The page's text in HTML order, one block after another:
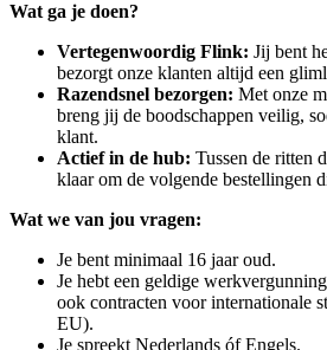
Wat ga je doen?
Vertegenwoordig Flink: Jij bent
bezorgt onze klanten altijd een
Razendsnel bezorgen: Met onze
breng jij de boodschappen veilig,
klant.
Actief in de hub: Tussen de ritten
klaar om de volgende bestellingen
Wat we van jou vragen:
Je bent minimaal 16 jaar oud.
Je hebt een geldige
ook contracten voor internationale
EU).
Je spreekt Nederlands óf Engels.